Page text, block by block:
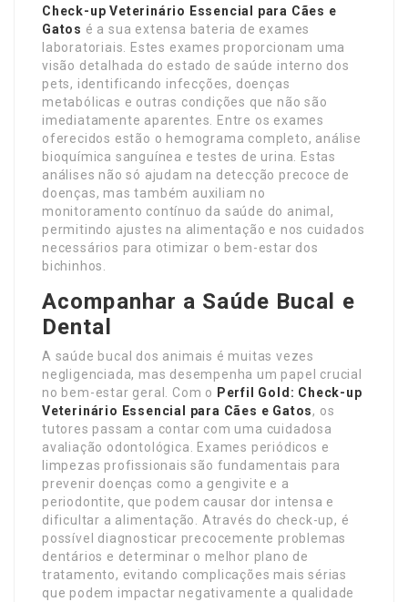
Check-up Veterinário Essencial para Cães e
Gatos é a sua extensa bateria de exames
laboratoriais. Estes exames proporcionam uma
visão detalhada do estado de saúde interno dos
pets, identificando infecções, doenças
metabólicas e outras condições que não são
imediatamente aparentes. Entre os exames
oferecidos estão o hemograma completo, análise
bioquímica sanguínea e testes de urina. Estas
análises não só ajudam na detecção precoce de
doenças, mas também auxiliam no
monitoramento contínuo da saúde do animal,
permitindo ajustes na alimentação e nos cuidados
necessários para otimizar o bem-estar dos
bichinhos.
Acompanhar a Saúde Bucal e
Dental
A saúde bucal dos animais é muitas vezes
negligenciada, mas desempenha um papel crucial
no bem-estar geral. Com o Perfil Gold: Check-up
Veterinário Essencial para Cães e Gatos, os
tutores passam a contar com uma cuidadosa
avaliação odontológica. Exames periódicos e
limpezas profissionais são fundamentais para
prevenir doenças como a gengivite e a
periodontite, que podem causar dor intensa e
dificultar a alimentação. Através do check-up, é
possível diagnosticar precocemente problemas
dentários e determinar o melhor plano de
tratamento, evitando complicações mais sérias
que podem impactar negativamente a qualidade